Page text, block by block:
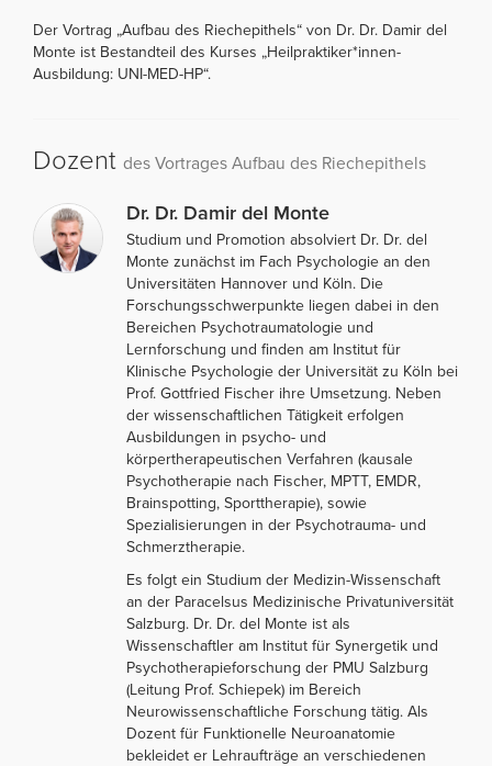
Der Vortrag „Aufbau des Riechepithels“ von Dr. Dr. Damir del
Monte ist Bestandteil des Kurses „Heilpraktiker*innen-
Ausbildung: UNI-MED-HP“.
Dozent des Vortrages Aufbau des Riechepithels
Dr. Dr. Damir del Monte
Studium und Promotion absolviert Dr. Dr. del
Monte zunächst im Fach Psychologie an den
Universitäten Hannover und Köln. Die
Forschungsschwerpunkte liegen dabei in den
Bereichen Psychotraumatologie und
Lernforschung und finden am Institut für
Klinische Psychologie der Universität zu Köln bei
Prof. Gottfried Fischer ihre Umsetzung. Neben
der wissenschaftlichen Tätigkeit erfolgen
Ausbildungen in psycho- und
körpertherapeutischen Verfahren (kausale
Psychotherapie nach Fischer, MPTT, EMDR,
Brainspotting, Sporttherapie), sowie
Spezialisierungen in der Psychotrauma- und
Schmerztherapie.
Es folgt ein Studium der Medizin-Wissenschaft
an der Paracelsus Medizinische Privatuniversität
Salzburg. Dr. Dr. del Monte ist als
Wissenschaftler am Institut für Synergetik und
Psychotherapieforschung der PMU Salzburg
(Leitung Prof. Schiepek) im Bereich
Neurowissenschaftliche Forschung tätig. Als
Dozent für Funktionelle Neuroanatomie
bekleidet er Lehraufträge an verschiedenen